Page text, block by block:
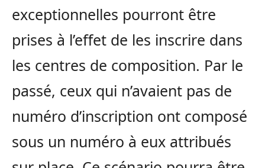
exceptionnelles pourront être
prises à l’effet de les inscrire dans
les centres de composition. Par le
passé, ceux qui n’avaient pas de
numéro d’inscription ont composé
sous un numéro à eux attribués